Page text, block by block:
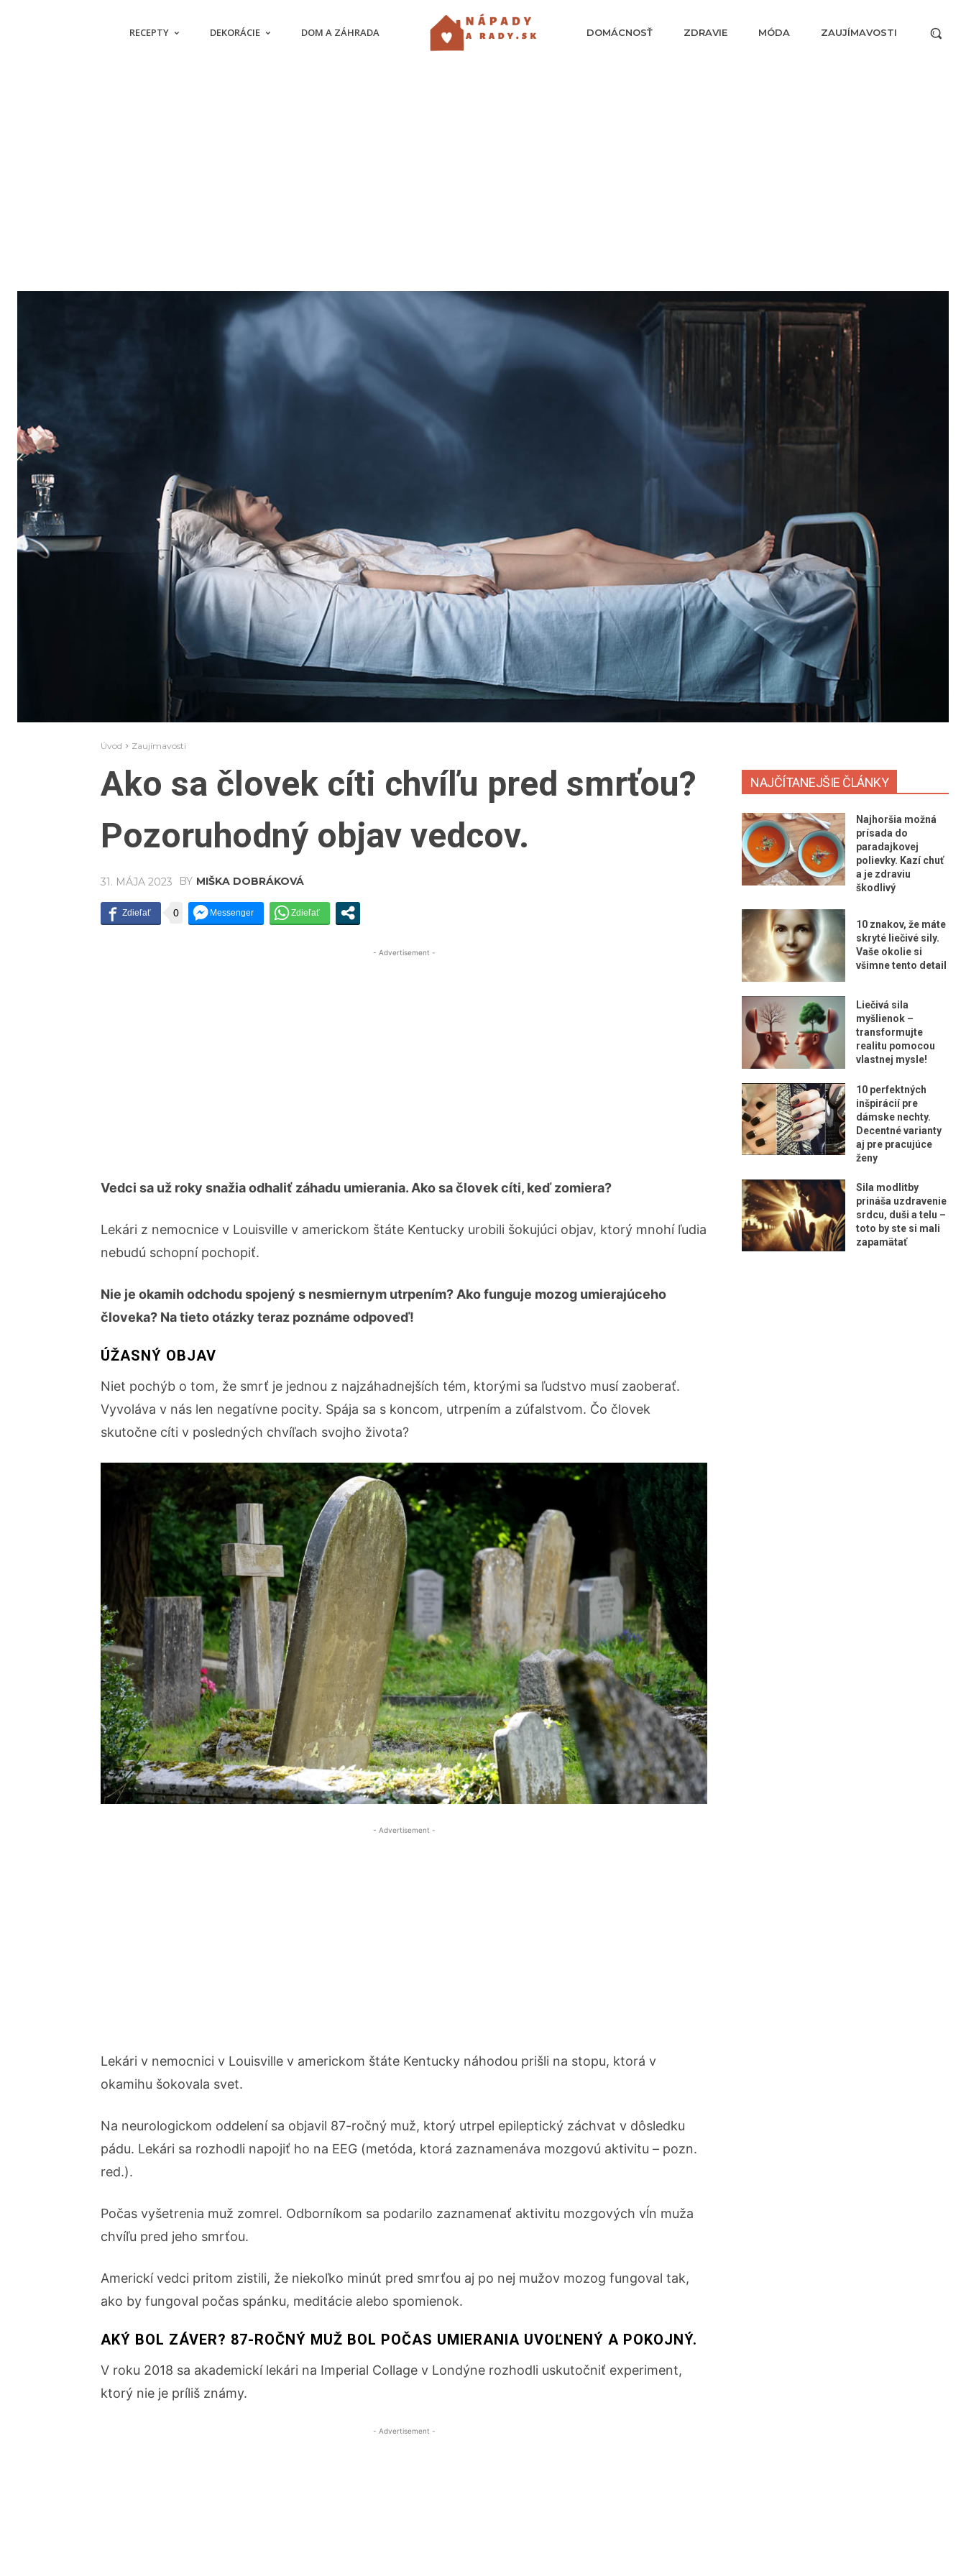
RECEPTY DEKORÁCIE DOM A ZÁHRADA DOMÁCNOSŤ ZDRAVIE MÓDA ZAUJÍMAVOSTI
Úvod Zaujímavosti
Ako sa človek cíti chvíľu pred smrťou?
Pozoruhodný objav vedcov.
31. MÁJA 2023 BY MIŠKA DOBRÁKOVÁ
0
- Advertisement -
Vedci sa už roky snažia odhaliť záhadu umierania. Ako sa človek cíti, keď zomiera?
Lekári z nemocnice v Louisville v americkom štáte Kentucky urobili šokujúci objav, ktorý mnohí ľudia
nebudú schopní pochopiť.
Nie je okamih odchodu spojený s nesmiernym utrpením? Ako funguje mozog umierajúceho
človeka? Na tieto otázky teraz poznáme odpoveď!
ÚŽASNÝ OBJAV
Niet pochýb o tom, že smrť je jednou z najzáhadnejších tém, ktorými sa ľudstvo musí zaoberať.
Vyvoláva v nás len negatívne pocity. Spája sa s koncom, utrpením a zúfalstvom. Čo človek
skutočne cíti v posledných chvíľach svojho života?
- Advertisement -
Lekári v nemocnici v Louisville v americkom štáte Kentucky náhodou prišli na stopu, ktorá v
okamihu šokovala svet.
Na neurologickom oddelení sa objavil 87-ročný muž, ktorý utrpel epileptický záchvat v dôsledku
pádu. Lekári sa rozhodli napojiť ho na EEG (metóda, ktorá zaznamenáva mozgovú aktivitu – pozn.
red.).
Počas vyšetrenia muž zomrel. Odborníkom sa podarilo zaznamenať aktivitu mozgových vĺn muža
chvíľu pred jeho smrťou.
Americkí vedci pritom zistili, že niekoľko minút pred smrťou aj po nej mužov mozog fungoval tak,
ako by fungoval počas spánku, meditácie alebo spomienok.
AKÝ BOL ZÁVER? 87-ROČNÝ MUŽ BOL POČAS UMIERANIA UVOĽNENÝ A POKOJNÝ.
V roku 2018 sa akademickí lekári na Imperial Collage v Londýne rozhodli uskutočniť experiment,
ktorý nie je príliš známy.
- Advertisement -
NAJČÍTANEJŠIE ČLÁNKY
Najhoršia možná
prísada do
paradajkovej
polievky. Kazí chuť
a je zdraviu
škodlivý
10 znakov, že máte
skryté liečivé sily.
Vaše okolie si
všimne tento detail
Liečivá sila
myšlienok –
transformujte
realitu pomocou
vlastnej mysle!
10 perfektných
inšpirácií pre
dámske nechty.
Decentné varianty
aj pre pracujúce
ženy
Sila modlitby
prináša uzdravenie
srdcu, duši a telu –
toto by ste si mali
zapamätať